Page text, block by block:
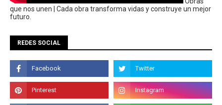
que nos unen | Cada obra transforma vidas y construye un mejor
futuro.
REDES SOCIAL